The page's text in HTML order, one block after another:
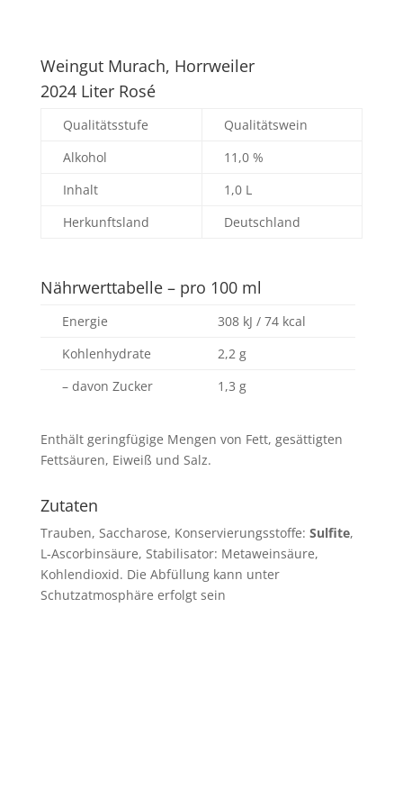
Weingut Murach, Horrweiler
2024 Liter Rosé
Qualitätsstufe
Qualitätswein
Alkohol
11,0 %
Inhalt
1,0 L
Herkunftsland
Deutschland
Nährwerttabelle – pro 100 ml
Energie
308 kJ / 74 kcal
Kohlenhydrate
2,2 g
– davon Zucker
1,3 g
Enthält geringfügige Mengen von Fett, gesättigten
Fettsäuren, Eiweiß und Salz.
Zutaten
Trauben, Saccharose, Konservierungsstoffe: Sulfite,
L-Ascorbinsäure, Stabilisator: Metaweinsäure,
Kohlendioxid. Die Abfüllung kann unter
Schutzatmosphäre erfolgt sein